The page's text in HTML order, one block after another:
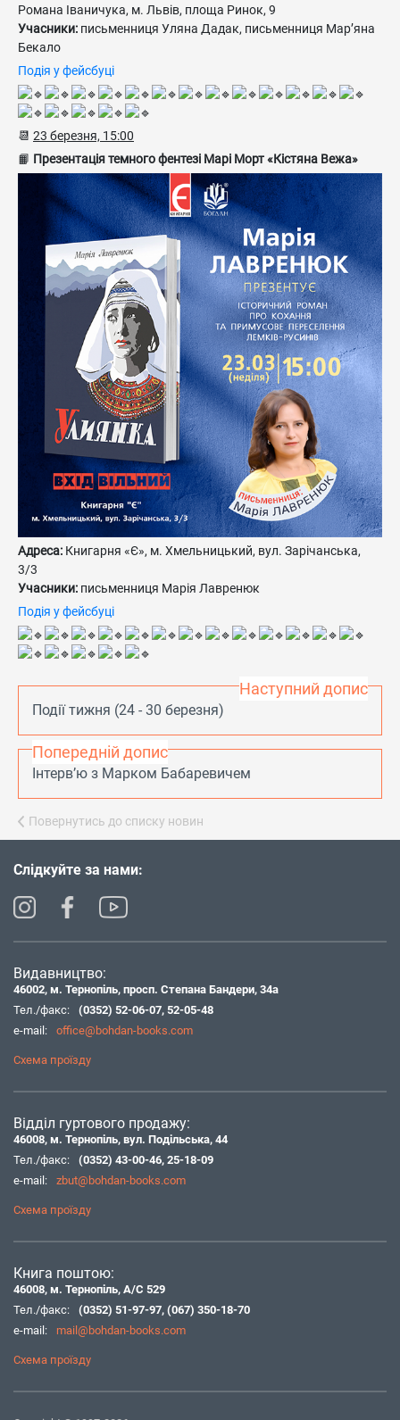
Романа Іваничука, м. Львів, площа Ринок, 9
Учасники: письменниця Уляна Дадак, письменниця Мар’яна
Бекало
Подія у фейсбуці
📆 23 березня, 15:00
📙 Презентація темного фентезі Марі Морт «Кістяна Вежа»
Адреса: Книгарня «Є», м. Хмельницький, вул. Зарічанська,
3/3
Учасники: письменниця Марія Лавренюк
Подія у фейсбуці
Наступний допис
Події тижня (24 - 30 березня)
Попередній допис
Інтерв’ю з Марком Бабаревичем
Повернутись до списку новин
Слідкуйте за нами:
Видавництво:
46002, м. Тернопіль, просп. Степана Бандери, 34а
Тел./факс:
(0352) 52-06-07, 52-05-48
e-mail:
office@bohdan-books.com
Схема проїзду
Відділ гуртового продажу:
46008, м. Тернопіль, вул. Подільська, 44
Тел./факс:
(0352) 43-00-46, 25-18-09
e-mail:
zbut@bohdan-books.com
Схема проїзду
Книга поштою:
46008, м. Тернопіль, А/С 529
Тел./факс:
(0352) 51-97-97, (067) 350-18-70
e-mail:
mail@bohdan-books.com
Схема проїзду